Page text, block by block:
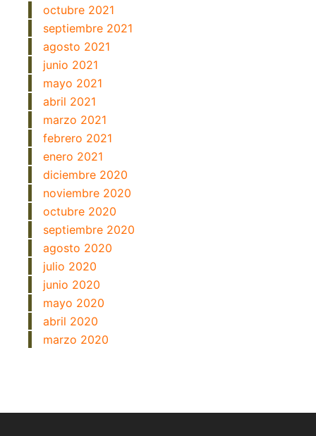
octubre 2021
septiembre 2021
agosto 2021
junio 2021
mayo 2021
abril 2021
marzo 2021
febrero 2021
enero 2021
diciembre 2020
noviembre 2020
octubre 2020
septiembre 2020
agosto 2020
julio 2020
junio 2020
mayo 2020
abril 2020
marzo 2020